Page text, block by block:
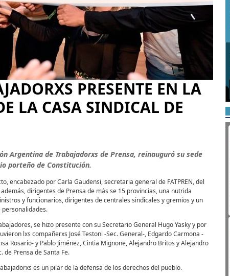
PRESENTE EN LA
LA CASA SINDICAL DE
Argentina de Trabajadorxs de Prensa, reinauguró su sede
porteño de Constitución.
encabezado por Carla Gaudensi, secretaria general de FATPREN, del
dirigentes de Prensa de más se 15 provincias, una nutrida
y funcionarios, dirigentes de centrales sindicales y gremios y un
se hizo presente con su Secretario General Hugo Yasky y por
lxs compañerxs José Testoni -Sec. General-, Edgardo Carmona -
Rosario- y Pablo Jiménez, Cintia Mignone, Alejandro Britos y Alejandro
de Prensa de Santa Fe.
es un pilar de la defensa de los derechos del pueblo.